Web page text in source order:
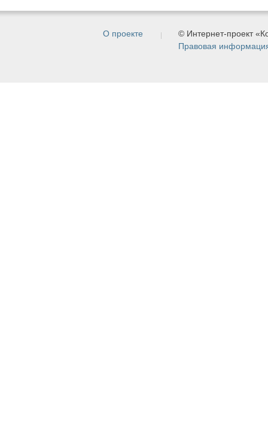
О проекте
© Интернет-проект
Правовая